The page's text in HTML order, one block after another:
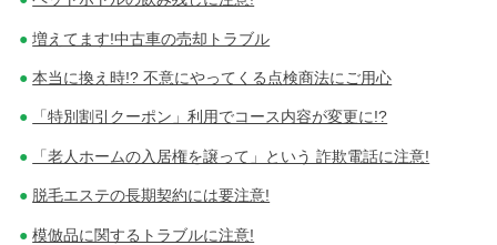
増えてます!中古車の売却トラブル
本当に換え時!? 不意にやってくる点検商法にご用心
「特別割引クーポン」利用でコース内容が変更に!?
「老人ホームの入居権を譲って」という 詐欺電話に注意!
脱毛エステの長期契約には要注意!
模倣品に関するトラブルに注意!